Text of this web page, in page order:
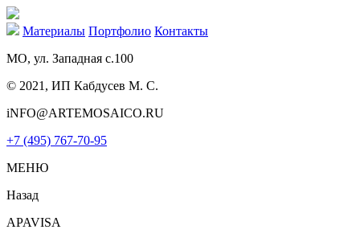
Материалы Портфолио Контакты
МО, ул. Западная с.100
© 2021, ИП Кабдусев М. С.
iNFO@ARTEMOSAICO.RU
+7 (495) 767-70-95
МЕНЮ
Назад
APAVISA